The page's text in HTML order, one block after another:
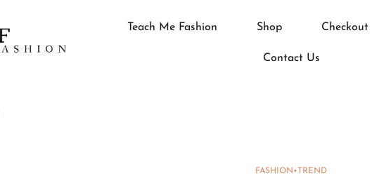
Teach Me Fashion Shop Checkout
Contact Us
FASHION •TREND